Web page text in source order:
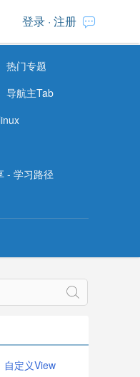
登录 · 注册
热门专题
导航主Tab
linux
- 学习路径
自定义View